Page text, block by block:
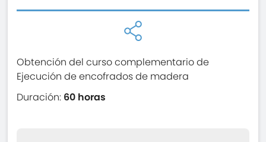
Obtención del curso complementario de
Ejecución de encofrados de madera
Duración: 60 horas